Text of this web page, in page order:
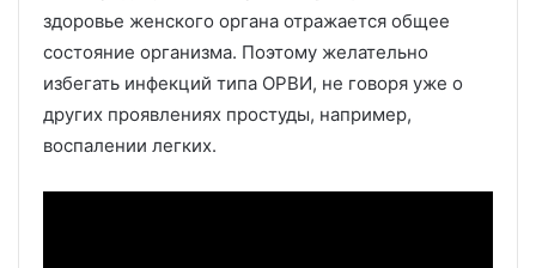
здоровье женского органа отражается общее
состояние организма. Поэтому желательно
избегать инфекций типа ОРВИ, не говоря уже о
других проявлениях простуды, например,
воспалении легких.